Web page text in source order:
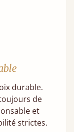
durable.
de
et
strictes.